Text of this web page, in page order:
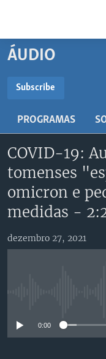
Acesso
para
Navegação
principal
para
Pesquisa
ANGOLA
GUINÉ-BISSAU
ÁFRICA E MUNDO
BRASIL
DOSSIERS
DESPORTO
AFRICA AGORA
VÍDEOS
VOA60 ÁFRICA
VOA 60 CLIMA
VOA60 MUNDO
PASSADEIRA
ÁUDIO
ENTRETENIMENTO
SIGA-NOS
ÁUDIO
Subscribe
PROGRAMAS
COVID-19:
tomenses
omicron e
medidas -
dezembro 27, 2021
0:00